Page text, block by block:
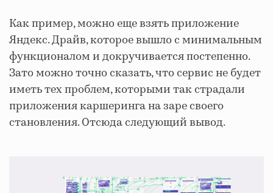
Как пример, можно еще взять приложение
Яндекс. Драйв, которое вышло с минимальным
функционалом и докручивается постепенно.
Зато можно точно сказать, что сервис не будет
иметь тех проблем, которыми так страдали
приложения каршеринга на заре своего
становления. Отсюда следующий вывод.